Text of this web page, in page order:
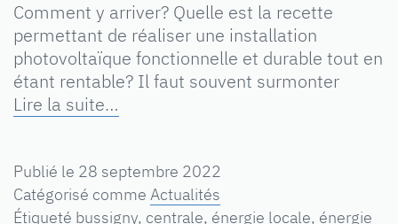
Comment y arriver? Quelle est la recette
permettant de réaliser une installation
photovoltaïque fonctionnelle et durable tout en
étant rentable? Il faut souvent surmonter
Lire la suite…
Publié le 28 septembre 2022
Catégorisé comme Actualités
Étiqueté bussigny, centrale, énergie locale, énergie